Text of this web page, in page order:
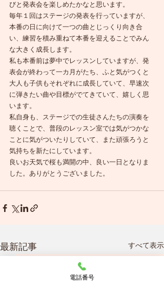
びと発表会を楽しめたかなと思います。
毎年１回はステージの発表を行っていますが、
本番の日に向けて一つの曲とじっくり向き合
い、練習を積み重ねて本番を迎えることでみん
な大きく成長します。
私も本番前は夢中でレッスンしていますが、発
表会が終わって一カ月がたち、ふと気がつくと
大人も子供もそれぞれに成長していて、早速次
に弾きたい曲や目標がでてきていて、嬉しく思
います。
私自身も、ステージでの生徒さんたちの演奏を
聴くことで、普段のレッスン室では気がつかな
ことに気がついたりしていて、また頑張ろうと
気持ちを新たにしています。
良いお天気で桜も満開の中、良い一日となりま
した。ありがとうございました。
最新記事 すべて表示
電話番号